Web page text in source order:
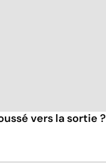
vers la sortie ?